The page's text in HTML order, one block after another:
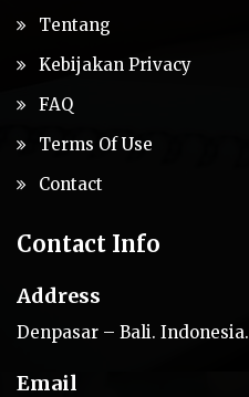
Tentang
Kebijakan Privacy
FAQ
Terms Of Use
Contact
Contact Info
Address
Denpasar – Bali. Indonesia.
Email